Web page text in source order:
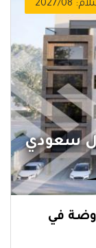
08
في